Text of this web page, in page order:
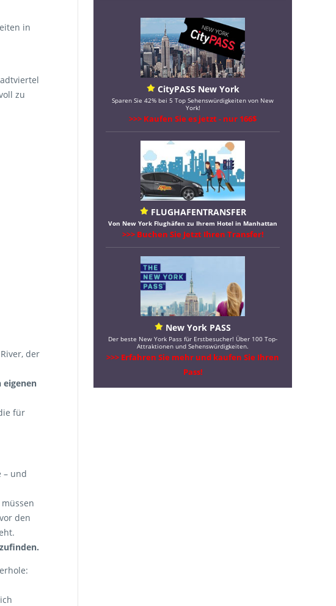
in
zu
der
eigenen
für
– und
den
CityPASS New York
Sparen Sie 42% bei 5 Top Sehenswürdigkeiten von New
York!
>>> Kaufen Sie es jetzt - nur 166$
FLUGHAFENTRANSFER
Von New York Flughäfen zu Ihrem Hotel in Manhattan
>>> Buchen Sie Jetzt Ihren Transfer!
New York PASS
Der beste New York Pass für Erstbesucher! Über 100 Top-
Attraktionen und Sehenswürdigkeiten.
>>> Erfahren Sie mehr und kaufen Sie Ihren
Pass!